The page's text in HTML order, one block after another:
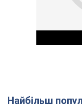
Найбільш